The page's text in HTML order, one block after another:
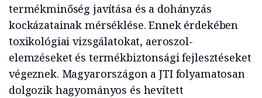
termékminőség javítása és a dohányzás
kockázatainak mérséklése. Ennek érdekében
toxikológiai vizsgálatokat, aeroszol-
elemzéseket és termékbiztonsági fejlesztéseket
végeznek. Magyarországon a JTI folyamatosan
dolgozik hagyományos és hevített